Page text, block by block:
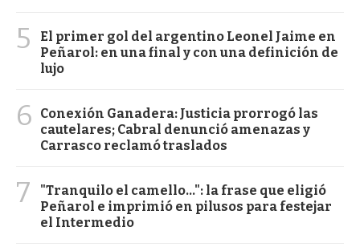
5
El primer gol del argentino Leonel Jaime en
Peñarol: en una final y con una definición de
lujo
6
Conexión Ganadera: Justicia prorrogó las
cautelares; Cabral denunció amenazas y
Carrasco reclamó traslados
7
"Tranquilo el camello...": la frase que eligió
Peñarol e imprimió en pilusos para festejar
el Intermedio